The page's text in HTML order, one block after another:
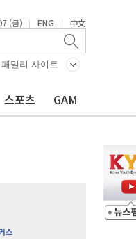
(금) | ENG | 中文
패밀리 사이트
스포츠 GAM
스